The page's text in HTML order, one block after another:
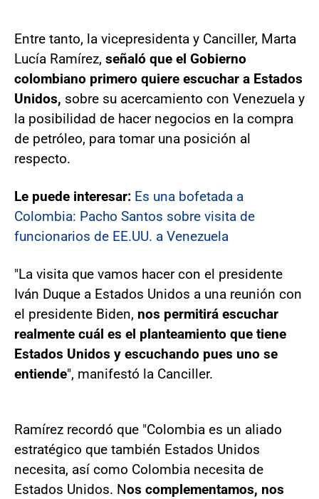
Entre tanto, la vicepresidenta y Canciller, Marta
Lucía Ramírez, señaló que el Gobierno
colombiano primero quiere escuchar a Estados
Unidos, sobre su acercamiento con Venezuela y
la posibilidad de hacer negocios en la compra
de petróleo, para tomar una posición al
respecto.
Le puede interesar: Es una bofetada a
Colombia: Pacho Santos sobre visita de
funcionarios de EE.UU. a Venezuela
"La visita que vamos hacer con el presidente
Iván Duque a Estados Unidos a una reunión con
el presidente Biden, nos permitirá escuchar
realmente cuál es el planteamiento que tiene
Estados Unidos y escuchando pues uno se
entiende", manifestó la Canciller.
Ramírez recordó que "Colombia es un aliado
estratégico que también Estados Unidos
necesita, así como Colombia necesita de
Estados Unidos. Nos complementamos, nos